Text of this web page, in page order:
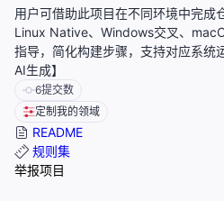
用户可借助此项目在不同环境中完成
Linux Native、Windows交叉、
指导，简化构建步骤，支持对应系统
AI生成】
6提交数
定制我的领域
README
规则集
举报项目